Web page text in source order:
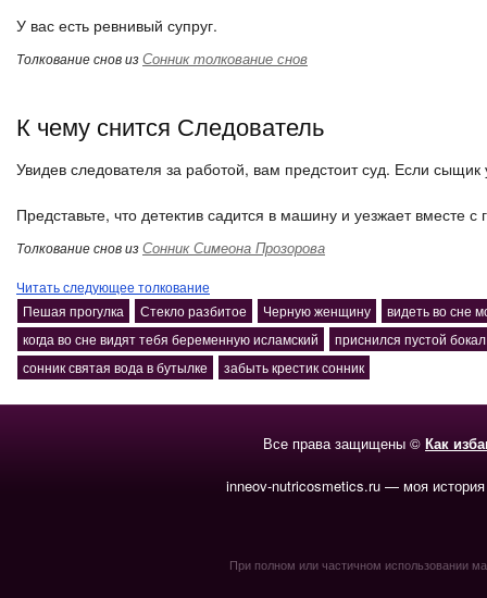
У вас есть ревнивый супруг.
Толкование снов изСонник толкование снов
К чему снится Следователь
Увидев следователя за работой, вам предстоит суд. Если
Представьте, что детектив садится в машину и уезжает вместе
Толкование снов изСонник Симеона Прозорова
Читать следующее толкование
Пешая прогулка
Стекло разбитое Черную женщину
видеть во сне
когда во сне видят тебя беременную исламский
приснился пустой бокал
сонник святая вода в бутылке
забыть крестик сонник
Все права защищены © Как
inneov-nutricosmetics.ru — моя
При полном или частичном использовании